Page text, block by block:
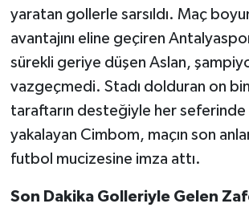
yaratan gollerle sarsıldı. Maç
avantajını eline geçiren
sürekli geriye düşen Aslan,
vazgeçmedi. Stadı dolduran on
taraftarın desteğiyle her
yakalayan Cimbom, maçın son
futbol mucizesine imza attı.
​Son Dakika Golleriyle Gelen